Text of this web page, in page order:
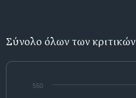
Σύνολο όλων των κριτικών
550